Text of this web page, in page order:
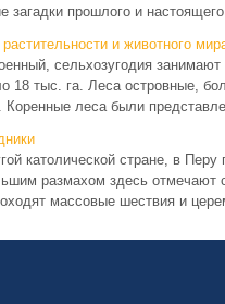
загадки прошлого и
и животного
сельхозугодия
18 тыс. га. Леса островные,
Коренные леса были
католической стране, в
размахом здесь отмечают
массовые шествия и